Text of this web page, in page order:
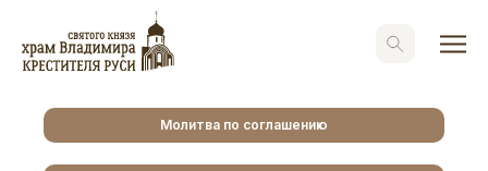
Молитва по соглашению